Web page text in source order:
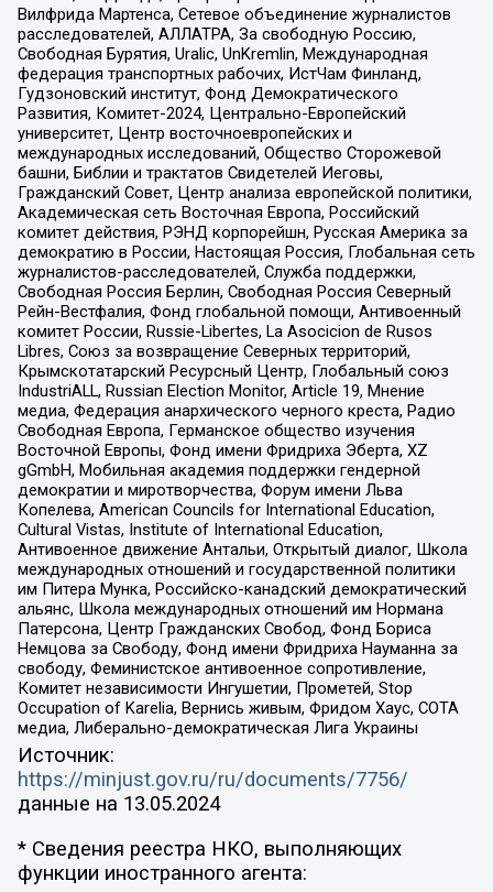
Вилфрида Мартенса, Сетевое объединение журналистов
расследователей, АЛЛАТРА, За свободную Россию,
Свободная Бурятия, Uralic, UnKremlin, Международная
федерация транспортных рабочих, ИстЧам Финланд,
Гудзоновский институт, Фонд Демократического
Развития, Комитет-2024, Центрально-Европейский
университет, Центр восточноевропейских и
международных исследований, Общество Сторожевой
башни, Библии и трактатов Свидетелей Иеговы,
Гражданский Совет, Центр анализа европейской политики,
Академическая сеть Восточная Европа, Российский
комитет действия, РЭНД корпорейшн, Русская Америка за
демократию в России, Настоящая Россия, Глобальная сеть
журналистов-расследователей, Служба поддержки,
Свободная Россия Берлин, Свободная Россия Северный
Рейн-Вестфалия, Фонд глобальной помощи, Антивоенный
комитет России, Russie-Libertes, La Asocicion de Rusos
Libres, Союз за возвращение Северных территорий,
Крымскотатарский Ресурсный Центр, Глобальный союз
IndustriALL, Russian Election Monitor, Article 19, Мнение
медиа, Федерация анархического черного креста, Радио
Свободная Европа, Германское общество изучения
Восточной Европы, Фонд имени Фридриха Эберта, XZ
gGmbH, Мобильная академия поддержки гендерной
демократии и миротворчества, Форум имени Льва
Копелева, American Councils for International Education,
Cultural Vistas, Institute of International Education,
Антивоенное движение Антальи, Открытый диалог, Школа
международных отношений и государственной политики
им Питера Мунка, Российско-канадский демократический
альянс, Школа международных отношений им Нормана
Патерсона, Центр Гражданских Свобод, Фонд Бориса
Немцова за Свободу, Фонд имени Фридриха Науманна за
свободу, Феминистское антивоенное сопротивление,
Комитет независимости Ингушетии, Прометей, Stop
Occupation of Karelia, Вернись живым, Фридом Хаус, СОТА
медиа, Либерально-демократическая Лига Украины
Источник:
https://minjust.gov.ru/ru/documents/7756/
данные на 13.05.2024
* Сведения реестра НКО, выполняющих
функции иностранного агента: